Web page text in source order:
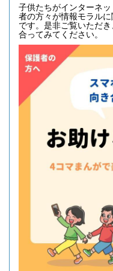
子供たちがインターネ
者の方々が情報モラル
です。是非ご覧いただ
合ってみてください。